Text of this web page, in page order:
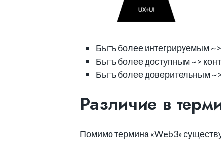
Быть более интегрируемым
Быть более доступным ~>
Быть более доверительным
Различие в
Помимо термина «Web3»